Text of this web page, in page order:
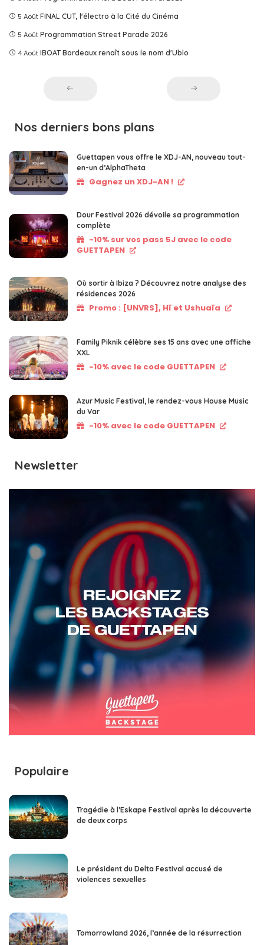
5 Août FINAL CUT, l'électro à la Cité du Cinéma
5 Août Programmation Street Parade 2026
4 Août IBOAT Bordeaux renaît sous le nom d'Ublo
Nos derniers bons plans
Guettapen vous offre le XDJ-AN, nouveau tout-
en-un d’AlphaTheta
Gagnez un XDJ-AN !
Dour Festival 2026 dévoile sa programmation
complète
-10% sur vos pass 5J avec le code
GUETTAPEN
Où sortir à Ibiza ? Découvrez notre analyse des
résidences 2026
Promo : [UNVRS], Hï et Ushuaïa
Family Piknik célèbre ses 15 ans avec une affiche
XXL
-10% avec le code GUETTAPEN
Azur Music Festival, le rendez-vous House Music
du Var
-10% avec le code GUETTAPEN
Newsletter
Populaire
Tragédie à l’Eskape Festival après la découverte
de deux corps
Le président du Delta Festival accusé de
violences sexuelles
Tomorrowland 2026, l’année de la résurrection